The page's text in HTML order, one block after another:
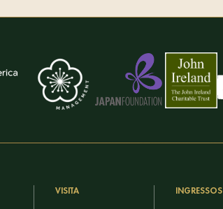
VISITA INGRESSOS